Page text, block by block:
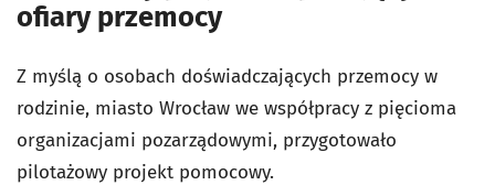
ofiary przemocy
Z myślą o osobach doświadczających przemocy w
rodzinie, miasto Wrocław we współpracy z pięcioma
organizacjami pozarządowymi, przygotowało
pilotażowy projekt pomocowy.